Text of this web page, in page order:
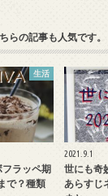
らの記事も人気です。
生活
ラッペ期
で？種類
2021.9.1
世にも奇
あらすじ